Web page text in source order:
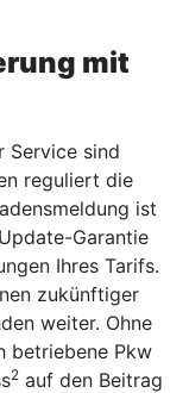
mit
Service sind
reguliert die
ist
Garantie
Ihres Tarifs.
zukünftiger
weiter. Ohne
betriebene Pkw
2 auf den Beitrag